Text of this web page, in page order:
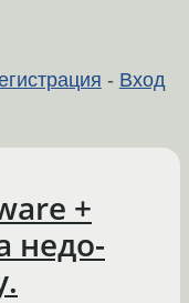
- Вход
+
недо-